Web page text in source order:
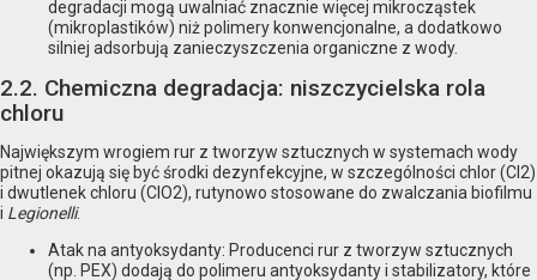
degradacji mogą uwalniać znacznie więcej mikrocząstek
(mikroplastików) niż polimery konwencjonalne, a dodatkowo
silniej adsorbują zanieczyszczenia organiczne z wody.
2.2. Chemiczna degradacja: niszczycielska rola
chloru
Największym wrogiem rur z tworzyw sztucznych w systemach wody
pitnej okazują się być środki dezynfekcyjne, w szczególności chlor (Cl2)
i dwutlenek chloru (ClO2), rutynowo stosowane do zwalczania biofilmu
i Legionelli.
Atak na antyoksydanty: Producenci rur z tworzyw sztucznych
(np. PEX) dodają do polimeru antyoksydanty i stabilizatory, które